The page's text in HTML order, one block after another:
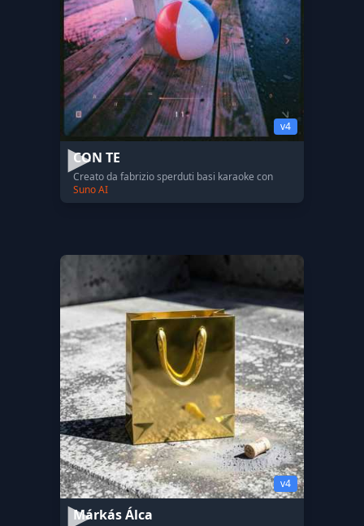
v4
CON TE
Creato da fabrizio sperduti basi karaoke con
Suno AI
v4
Márkás Álca